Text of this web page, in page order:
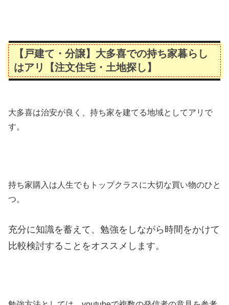
【戸建て・分譲】大多喜での持ち家暮らし
はアリ【注文住宅・土地探し】
大多喜は治安が良く、持ち家を建てる地域としてアリで
す。
持ち家購入は人生でもトップクラスに大切な買い物のひと
つ。
充分に知識を蓄えて、勉強をしながら時間をかけて
比較検討することをオススメします。